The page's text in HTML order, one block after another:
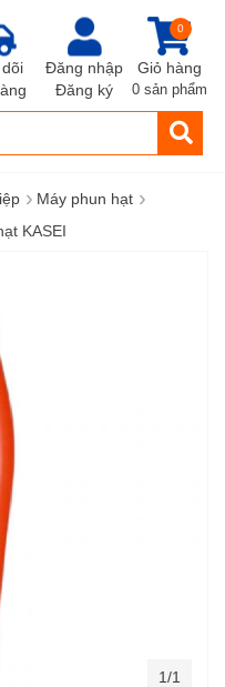
Đăng nhập
Đăng ký
Giỏ hàng
0
0 sản phẩm
› Máy phun hạt ›
KASEI
1/1